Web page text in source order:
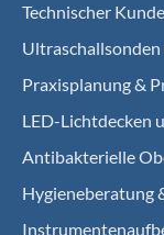
Technischer
Praxisplanung &
LED-Lichtdecken
Antibakterielle
Hygieneberatung